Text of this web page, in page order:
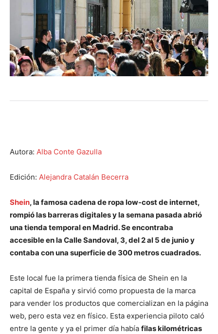
Autora: Alba Conte Gazulla
Edición: Alejandra Catalán Becerra
Shein, la famosa cadena de ropa low-cost de internet,
rompió las barreras digitales y la semana pasada abrió
una tienda temporal en Madrid. Se encontraba
accesible en la Calle Sandoval, 3, del 2 al 5 de junio y
contaba con una superficie de 300 metros cuadrados.
Este local fue la primera tienda física de Shein en la
capital de España y sirvió como propuesta de la marca
para vender los productos que comercializan en la página
web, pero esta vez en físico. Esta experiencia piloto caló
entre la gente y ya el primer día había filas kilométricas